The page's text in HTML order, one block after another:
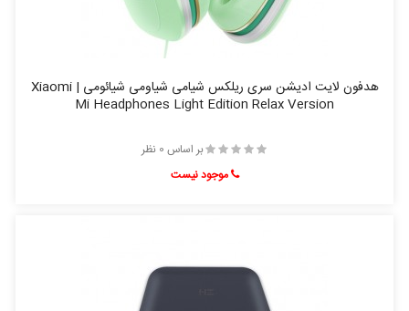
هدفون لایت ادیشن سری ریلکس شیامی شیاومی شیائومی | Xiaomi
Mi Headphones Light Edition Relax Version
بر اساس 0 نظر
موجود نیست